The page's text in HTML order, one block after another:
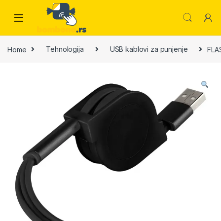
Skip to navigation
Home Tehnologija USB kablovi za punjenje